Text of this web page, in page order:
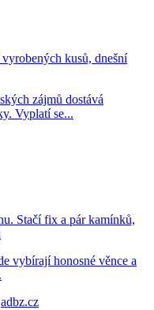
kusů, dnešní
zájmů dostává
Vyplatí se...
Stačí fix a pár kamínků,
vybírají honosné věnce a
adbz.cz